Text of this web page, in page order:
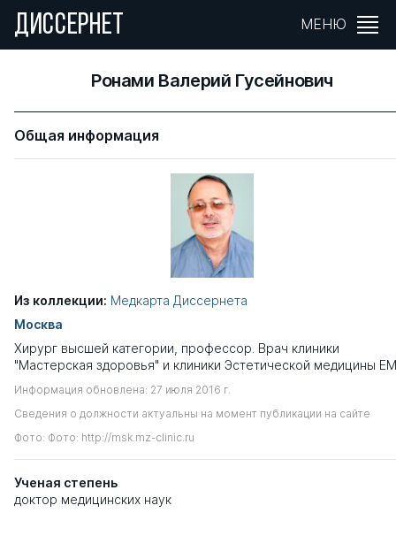
ДИССЕРНЕТ МЕНЮ
Ронами Валерий Гусейнович
Общая информация
Из коллекции: Медкарта Диссернета
Москва
Хирург высшей категории, профессор. Врач клиники
"Мастерская здоровья" и клиники Эстетической медицины
Информация обновлена: 27 июля 2016 г.
Сведения о должности актуальны на момент публикации на сайте
Фото: Фото: http://msk.mz-clinic.ru
Ученая степень
доктор медицинских наук